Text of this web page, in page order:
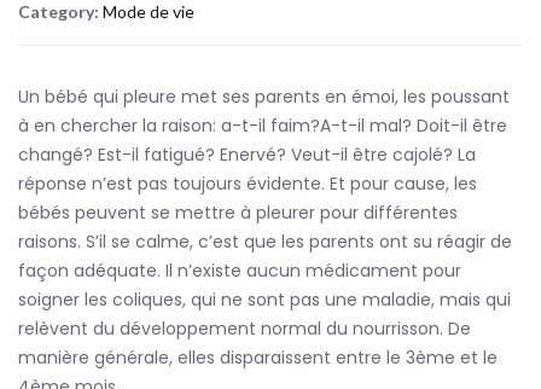
Category: Mode de vie
Un bébé qui pleure met ses parents en émoi, les poussant
à en chercher la raison: a-t-il faim?A-t-il mal? Doit-il être
changé? Est-il fatigué? Enervé? Veut-il être cajolé? La
réponse n’est pas toujours évidente. Et pour cause, les
bébés peuvent se mettre à pleurer pour différentes
raisons. S’il se calme, c’est que les parents ont su réagir de
façon adéquate. Il n’existe aucun médicament pour
soigner les coliques, qui ne sont pas une maladie, mais qui
relèvent du développement normal du nourrisson. De
manière générale, elles disparaissent entre le 3ème et le